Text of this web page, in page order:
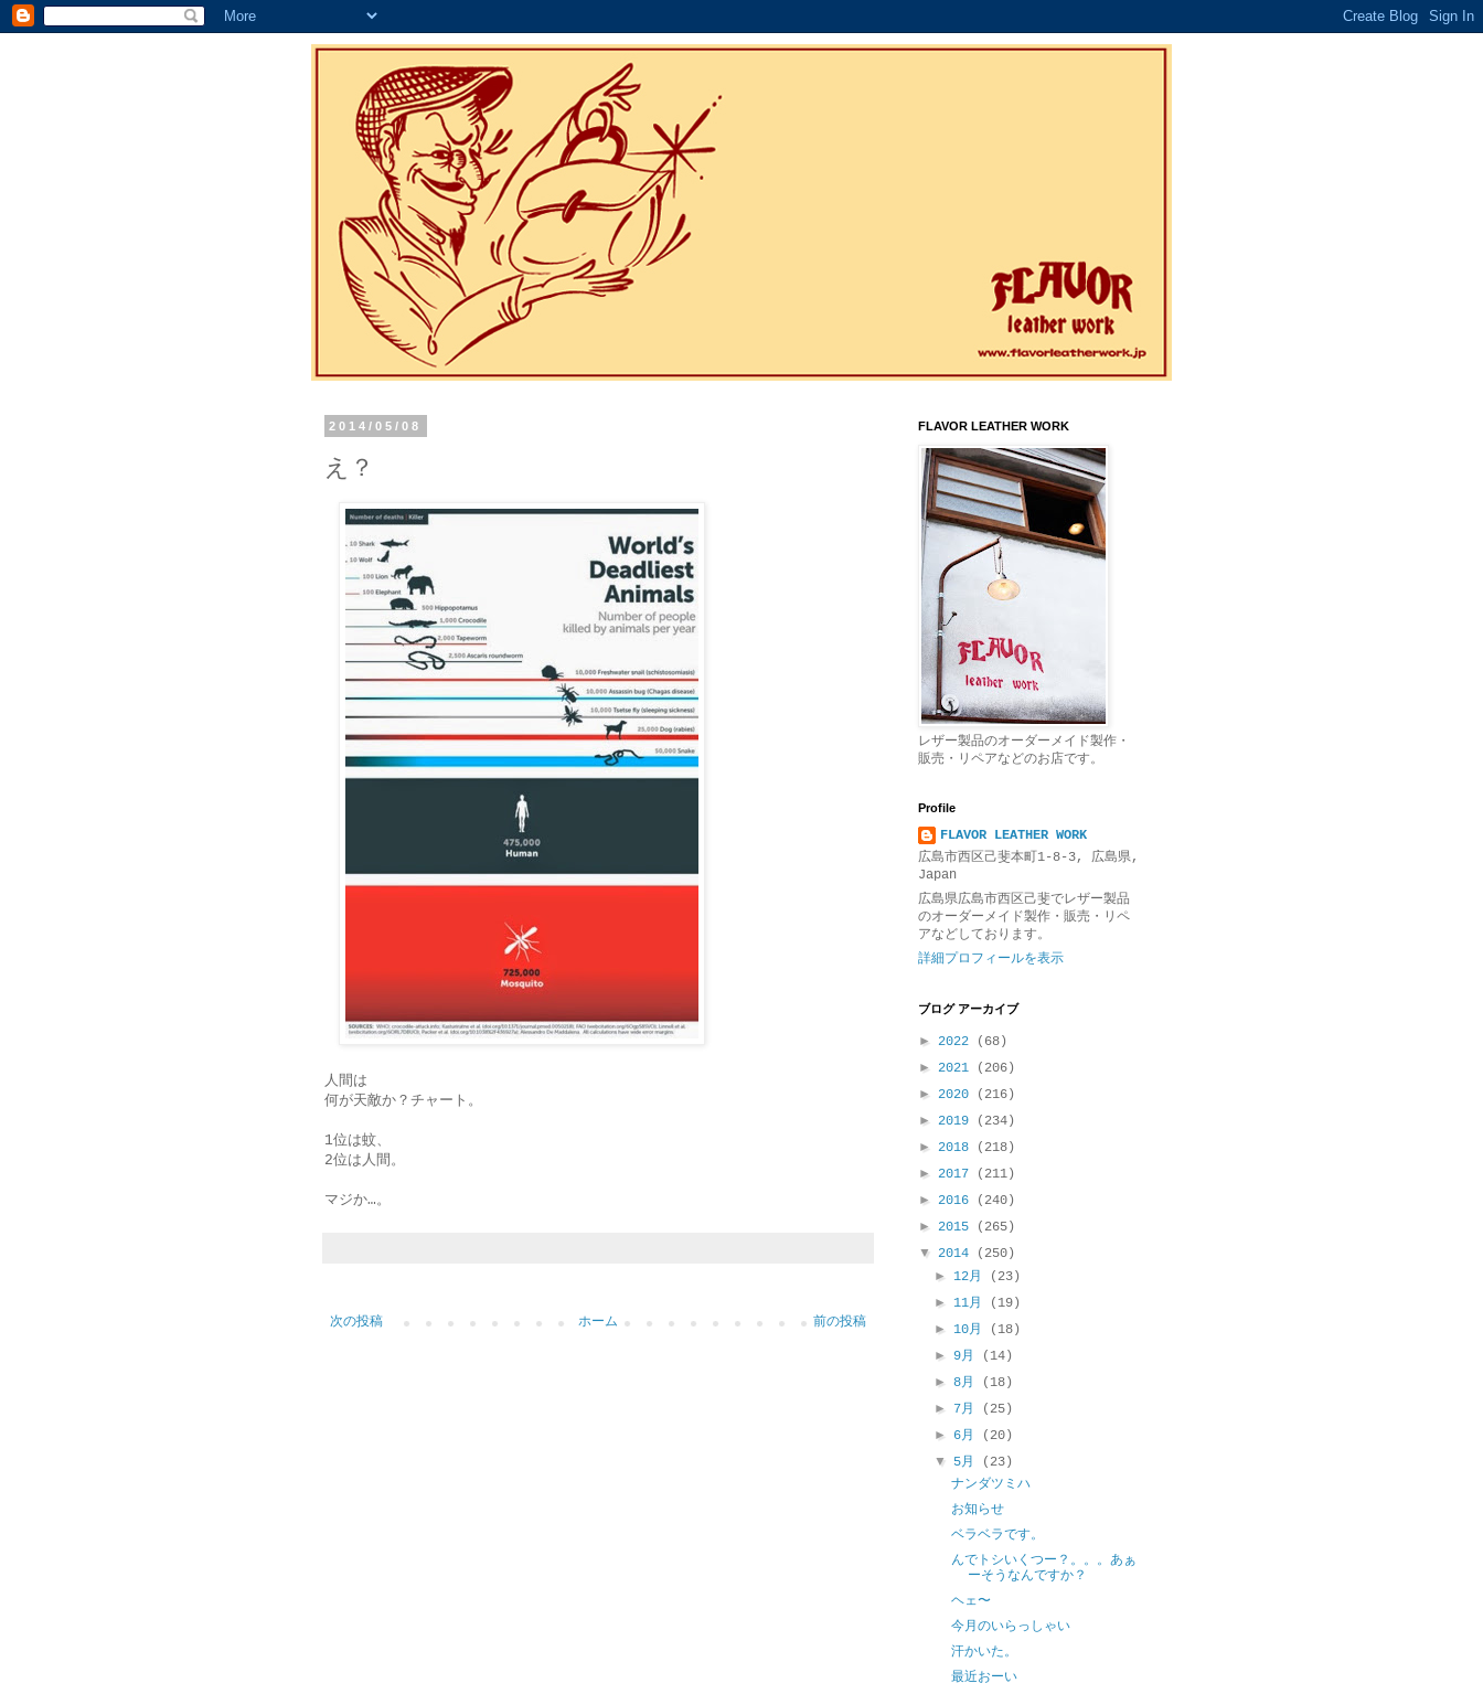
2014/05/08
え？
人間は
何が天敵か？チャート。
1位は蚊、
2位は人間。
マジか…。
次の投稿 前の投稿
ホーム
FLAVOR LEATHER WORK
レザー製品のオーダーメイド製作・
販売・リペアなどのお店です。
Profile
FLAVOR LEATHER WORK
広島市西区己斐本町1-8-3, 広島県,
Japan
広島県広島市西区己斐でレザー製品
のオーダーメイド製作・販売・リペ
アなどしております。
詳細プロフィールを表示
ブログ アーカイブ
► 2022
(68)
► 2021
(206)
► 2020
(216)
► 2019
(234)
► 2018
(218)
► 2017
(211)
► 2016
(240)
► 2015
(265)
▼ 2014
(250)
►12月
(23)
►11月
(19)
►10月
(18)
►9月
(14)
►8月
(18)
► 7月
(25)
► 6月
(20)
▼ 5月
(23)
ナンダツミハ
お知らせ
ベラベラです。
んでトシいくつー？。。。あぁ
ーそうなんですか？
ヘェ〜
今月のいらっしゃい
汗かいた。
最近おーい